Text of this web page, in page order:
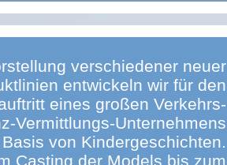
verschiedener neuer
entwickeln wir für den
eines großen Verkehrs-
Vermittlungs-Unternehmens
von Kindergeschichten.
Casting der Models bis zum